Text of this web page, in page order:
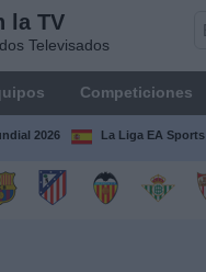
la TV
Televisados
Competiciones
2026 La Liga EA Sports